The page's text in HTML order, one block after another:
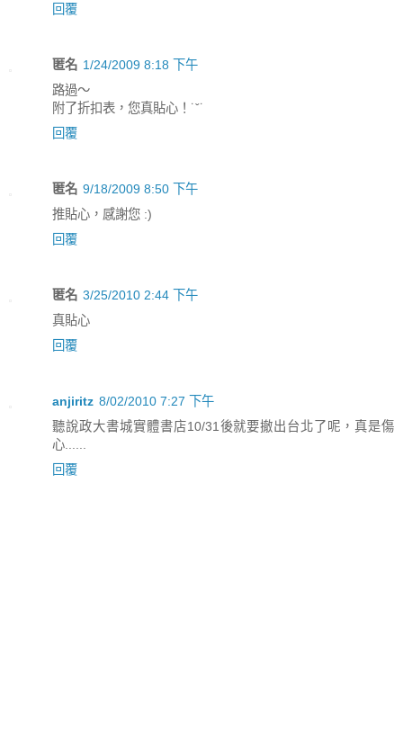
回覆
匿名 1/24/2009 8:18 下午
路過～
附了折扣表，您真貼心！˙ˇ˙
回覆
匿名 9/18/2009 8:50 下午
推貼心，感謝您 :)
回覆
匿名 3/25/2010 2:44 下午
真貼心
回覆
anjiritz 8/02/2010 7:27 下午
聽說政大書城實體書店10/31後就要撤出台北了呢，真是傷
心......
回覆